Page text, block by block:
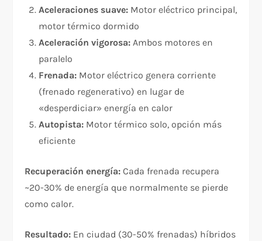
Aceleraciones suave: Motor eléctrico principal,
motor térmico dormido
Aceleración vigorosa: Ambos motores en
paralelo
Frenada: Motor eléctrico genera corriente
(frenado regenerativo) en lugar de
«desperdiciar» energía en calor
Autopista: Motor térmico solo, opción más
eficiente
Recuperación energía: Cada frenada recupera
~20-30% de energía que normalmente se pierde
como calor.
Resultado: En ciudad (30-50% frenadas) híbridos